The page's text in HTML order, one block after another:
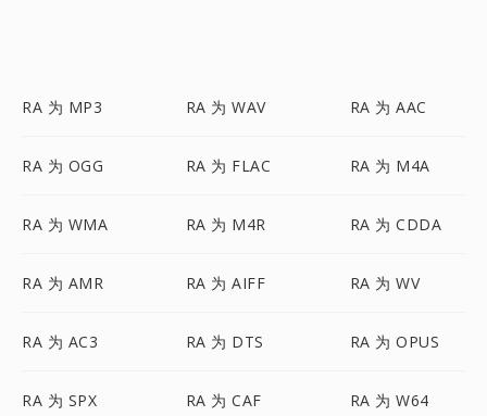
RA 为 MP3 RA 为 WAV RA 为 AAC
RA 为 OGG RA 为 FLAC RA 为 M4A
RA 为 WMA RA 为 M4R RA 为 CDDA
RA 为 AMR RA 为 AIFF RA 为 WV
RA 为 AC3 RA 为 DTS RA 为 OPUS
RA 为 SPX RA 为 CAF RA 为 W64